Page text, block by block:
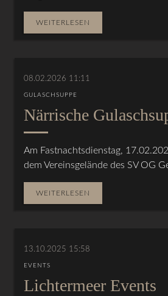
WEITERLESEN
08.02.2026 11:11
GULASCHSUPPE
Närrische
Am Fastnachtsdienstag,
dem Vereinsgelände des SV OG
WEITERLESEN
13.10.2025 15:58
EVENTS
Lichtermeer Events